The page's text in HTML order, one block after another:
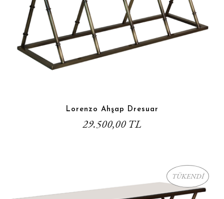
Lorenzo Ahşap Dresuar
29.500,00 TL
TÜKENDİ